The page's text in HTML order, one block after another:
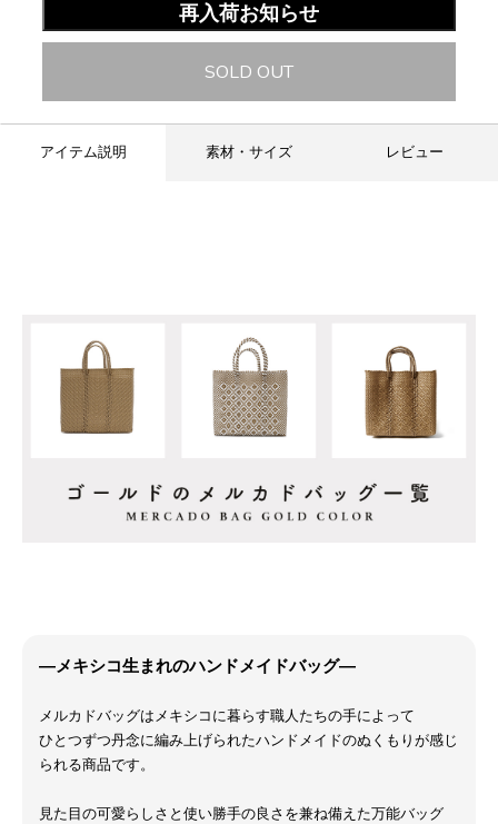
再入荷お知らせ
SOLD OUT
アイテム説明 素材・サイズ レビュー
―メキシコ生まれのハンドメイドバッグ―
メルカドバッグはメキシコに暮らす職人たちの手によって
ひとつずつ丹念に編み上げられたハンドメイドのぬくもりが感じ
られる商品です。
見た目の可愛らしさと使い勝手の良さを兼ね備えた万能バッグ